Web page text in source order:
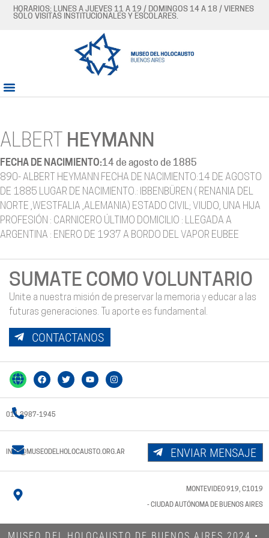
HORARIOS: LUNES A JUEVES 11 A 19 / DOMINGOS 14 A 18 / VIERNES
SÓLO VISITAS INSTITUCIONALES Y ESCOLARES.
ALBERT HEYMANN
FECHA DE NACIMIENTO:14 de agosto de 1885
890- ALBERT HEYMANN FECHA DE NACIMIENTO:14 DE AGOSTO
DE 1885 LUGAR DE NACIMIENTO.: IBBENBÜREN ( RENANIA DEL
NORTE ,WESTFALIA ,ALEMANIA) ESTADO CIVIL; VIUDO, UNA HIJA
PROFESIÓN : CARNICERO ÚLTIMO DOMICILIO : LLEGADA A
ARGENTINA : ENERO DE 1937 A BORDO DEL VAPOR EUBEE
SUMATE COMO VOLUNTARIO
Unite a nuestra misión de preservar la memoria y educar a las
futuras generaciones. Tu aporte es fundamental.
CONTACTANOS
011 3987-1945
INFO@MUSEODELHOLOCAUSTO.ORG.AR ENVIAR MENSAJE
MONTEVIDEO 919, C1019
- CIUDAD AUTÓNOMA DE BUENOS AIRES